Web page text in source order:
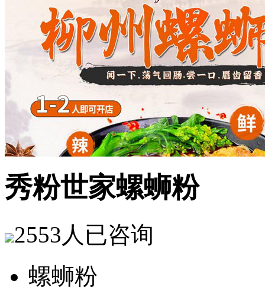
秀粉世家螺蛳粉
2553人 已咨询
螺蛳粉